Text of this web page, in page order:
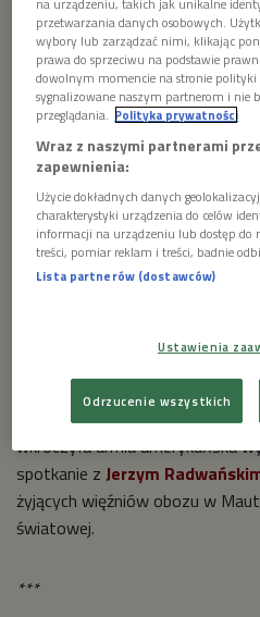
 19'59
5 maja 1945 roku dokładnie o
wkroczyła armia amerykańska
spotkanie z Jerzym
żyjących więźniów obozu w
światowej.
***
na urządzeniu, takich jak unikalne
przetwarzania danych osobowych.
wybory lub zarządzać nimi, klikając
prawa do sprzeciwu na podstawie
dowolnym momencie na stronie
sygnalizowane naszym partnerom i nie
przeglądania. Polityka prywatności
Wraz z naszymi partnerami
zapewnienia:
Użycie dokładnych danych
charakterystyki urządzenia do celów
informacji na urządzeniu lub dostęp do
treści, pomiar reklam i treści, badnie
Lista partnerów (dostawców)
Ustawienia
Odrzucenie wszystkich